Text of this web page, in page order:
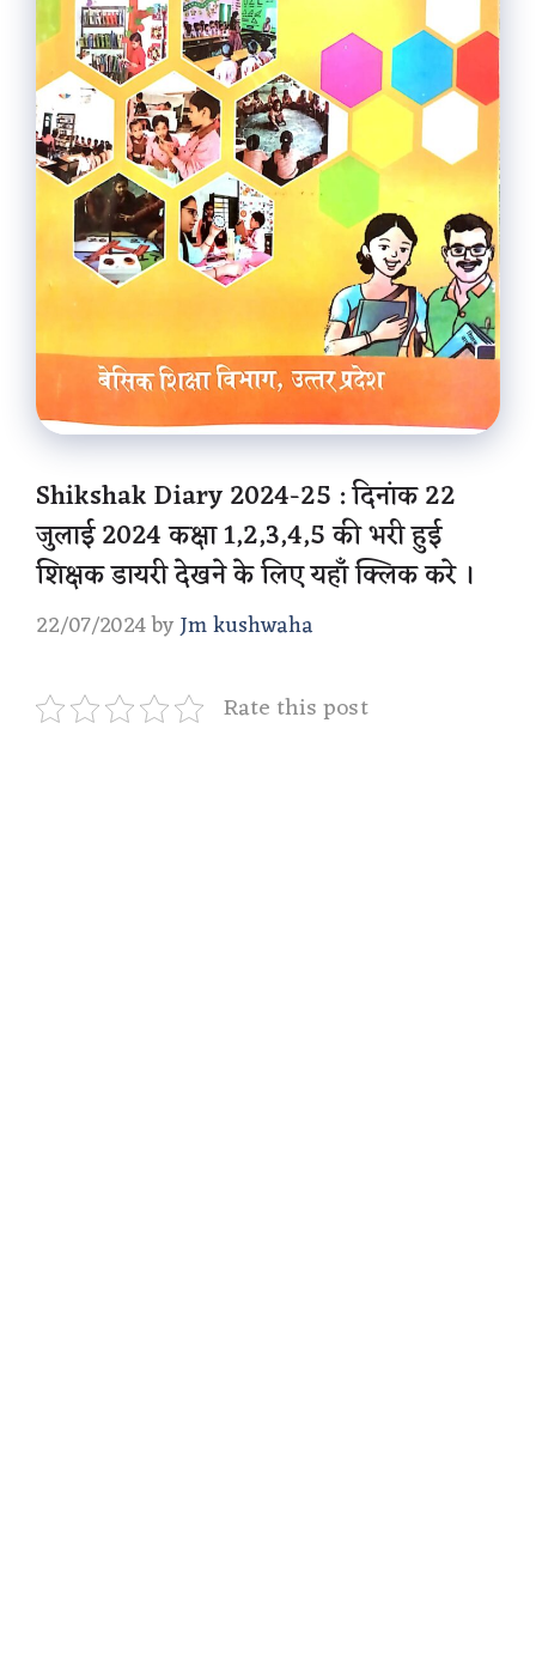
Shikshak Diary 2024-25 : दिनांक 22
जुलाई 2024 कक्षा 1,2,3,4,5 की भरी हुई
शिक्षक डायरी देखने के लिए यहाँ क्लिक करे ।
22/07/2024byJm kushwaha
Rate this post